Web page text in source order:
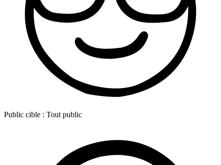
Public cible : Tout public